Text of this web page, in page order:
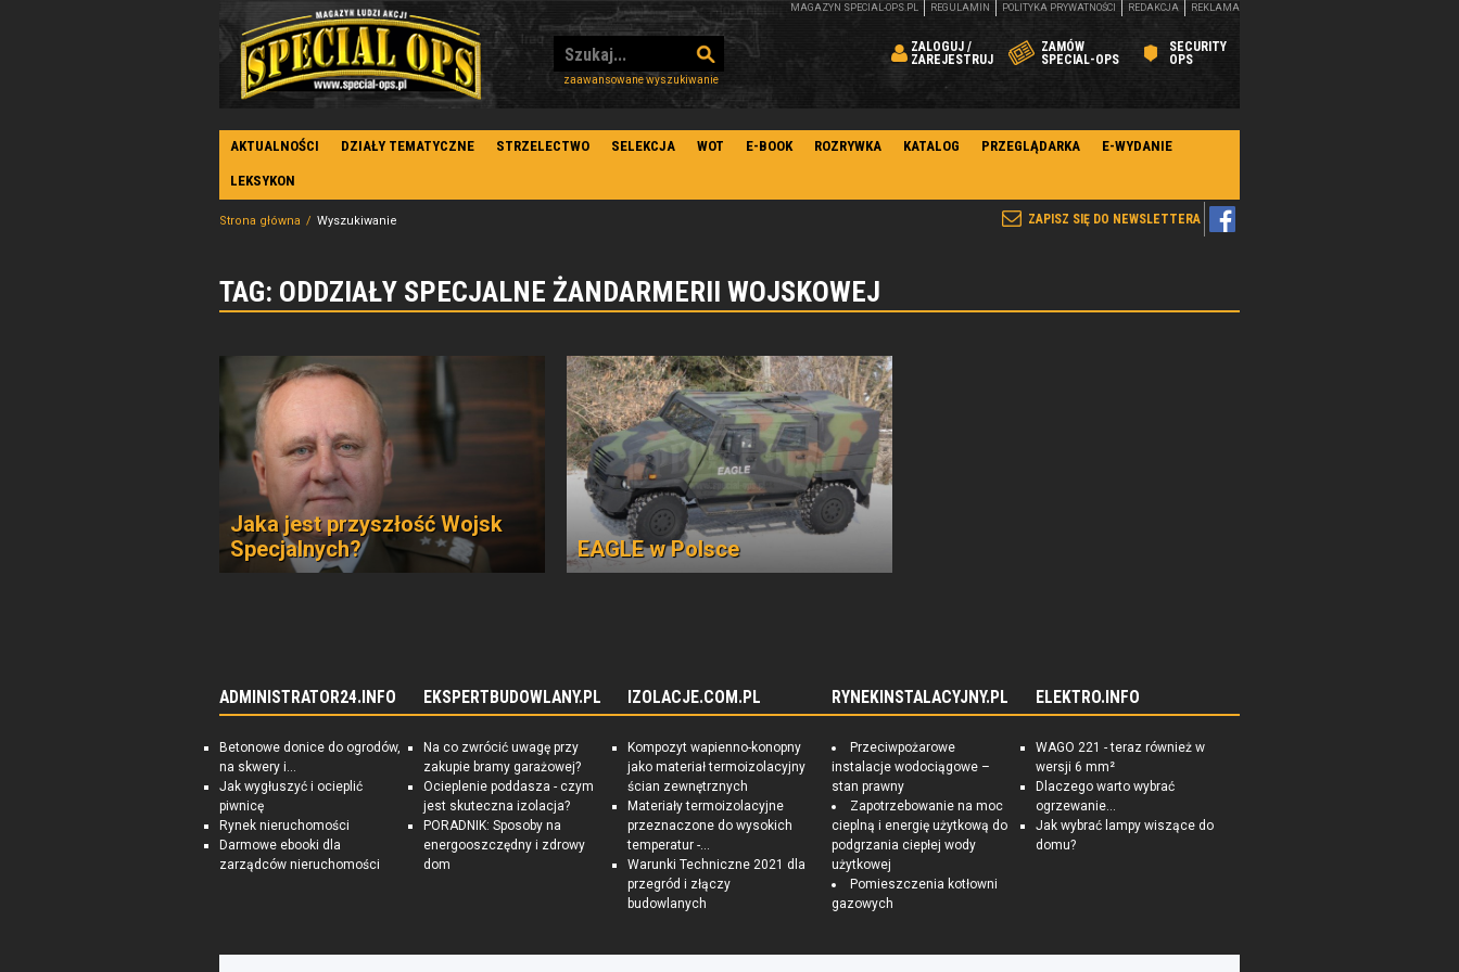
zaawansowane wyszukiwanie
ZALOGUJ /
ZAREJESTRUJ
ZAMÓW
SPECIAL-OPS
SECURITY
OPS
MAGAZYN SPECIAL-OPS.PL REGULAMIN POLITYKA PRYWATNOŚCI REDAKCJA REKLAMA
AKTUALNOŚCI DZIAŁY TEMATYCZNE STRZELECTWO SELEKCJA WOT E-BOOK ROZRYWKA KATALOG PRZEGLĄDARKA E-WYDANIE
LEKSYKON
ZAPISZ SIĘ DO NEWSLETTERA
Strona główna Wyszukiwanie
TAG: ODDZIAŁY SPECJALNE ŻANDARMERII WOJSKOWEJ
Jaka jest przyszłość Wojsk
Specjalnych?
EAGLE w Polsce
ADMINISTRATOR24.INFO
Betonowe donice do ogrodów,
na skwery i...
Jak wygłuszyć i ocieplić
piwnicę
Rynek nieruchomości
Darmowe ebooki dla
zarządców nieruchomości
EKSPERTBUDOWLANY.PL
Na co zwrócić uwagę przy
zakupie bramy garażowej?
Ocieplenie poddasza - czym
jest skuteczna izolacja?
PORADNIK: Sposoby na
energooszczędny i zdrowy
dom
IZOLACJE.COM.PL
Kompozyt wapienno-konopny
jako materiał termoizolacyjny
ścian zewnętrznych
Materiały termoizolacyjne
przeznaczone do wysokich
temperatur -...
Warunki Techniczne 2021 dla
przegród i złączy
budowlanych
RYNEKINSTALACYJNY.PL
Przeciwpożarowe
instalacje wodociągowe –
stan prawny
Zapotrzebowanie na moc
cieplną i energię użytkową do
podgrzania ciepłej wody
użytkowej
Pomieszczenia kotłowni
gazowych
ELEKTRO.INFO
WAGO 221 - teraz również w
wersji 6 mm²
Dlaczego warto wybrać
ogrzewanie...
Jak wybrać lampy wiszące do
domu?